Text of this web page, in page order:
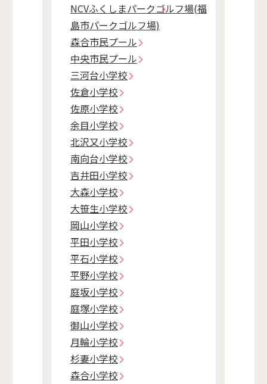
NCVふくしまパークゴルフ場(福
島市パークゴルフ場)
森合市民プール
中央市民プール
三河台小学校
佐倉小学校
佐原小学校
余目小学校
北沢又小学校
南向台小学校
吉井田小学校
大森小学校
大笹生小学校
岡山小学校
平田小学校
平石小学校
平野小学校
庭坂小学校
庭塚小学校
御山小学校
月輪小学校
杉妻小学校
森合小学校